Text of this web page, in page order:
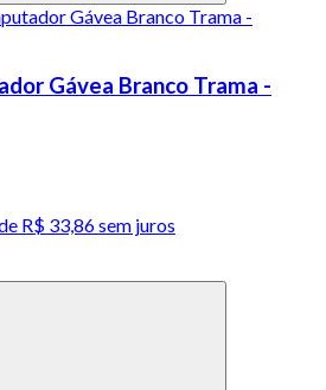
Gávea Branco Trama -
R$ 33,86 sem juros